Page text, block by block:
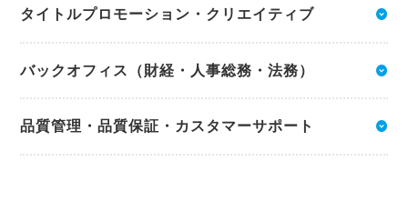
タイトルプロモーション・クリエイティブ expand_circle_down
バックオフィス（財経・人事総務・法務） expand_circle_down
品質管理・品質保証・カスタマーサポート expand_circle_down